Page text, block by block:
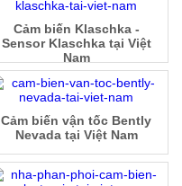
Cảm biến Klaschka -
Sensor Klaschka tại Việt
Nam
Cảm biến vận tốc Bently
Nevada tại Việt Nam